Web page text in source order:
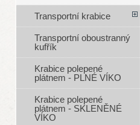
Transportní krabice
Transportní oboustranný
kufřík
Krabice polepené
plátnem - PLNÉ VÍKO
Krabice polepené
plátnem - SKLENĚNÉ
VÍKO